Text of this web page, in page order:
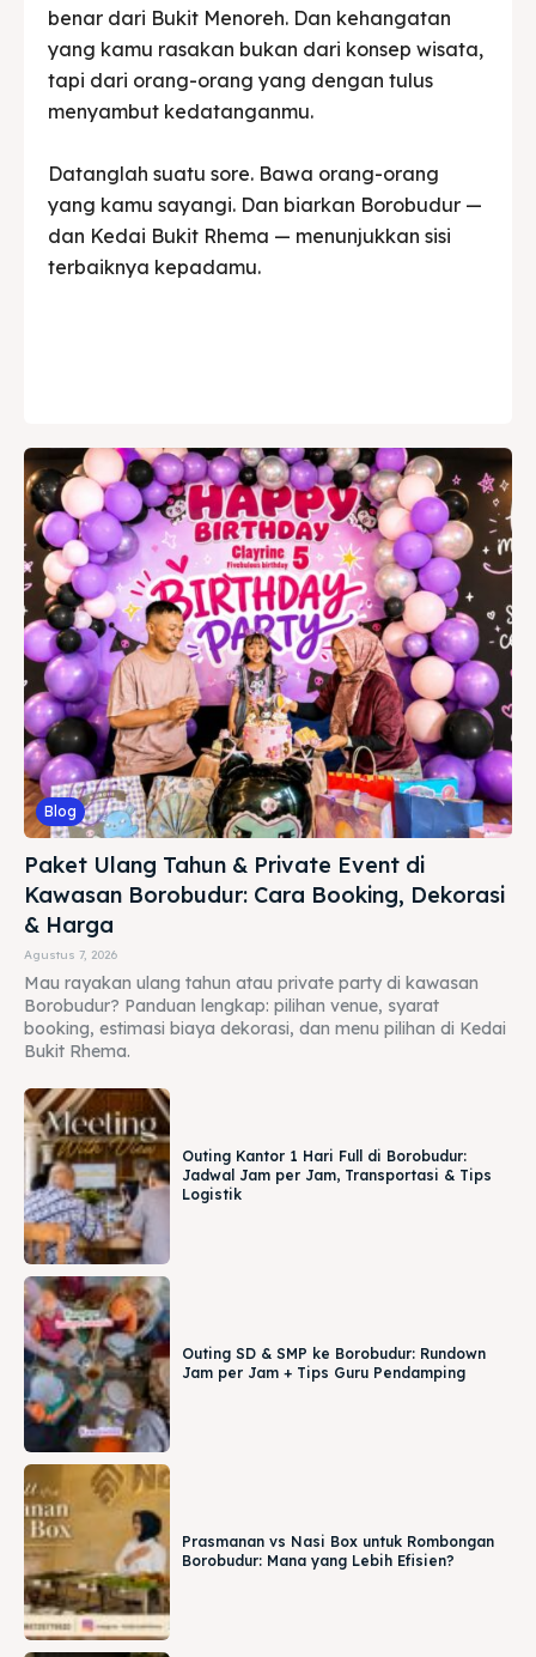
benar dari Bukit Menoreh. Dan kehangatan
yang kamu rasakan bukan dari konsep wisata,
tapi dari orang-orang yang dengan tulus
menyambut kedatanganmu.
Datanglah suatu sore. Bawa orang-orang
yang kamu sayangi. Dan biarkan Borobudur —
dan Kedai Bukit Rhema — menunjukkan sisi
terbaiknya kepadamu.
Blog
Paket Ulang Tahun & Private Event di
Kawasan Borobudur: Cara Booking, Dekorasi
& Harga
Agustus 7, 2026
Mau rayakan ulang tahun atau private party di kawasan
Borobudur? Panduan lengkap: pilihan venue, syarat
booking, estimasi biaya dekorasi, dan menu pilihan di Kedai
Bukit Rhema.
Outing Kantor 1 Hari Full di Borobudur:
Jadwal Jam per Jam, Transportasi & Tips
Logistik
Outing SD & SMP ke Borobudur: Rundown
Jam per Jam + Tips Guru Pendamping
Prasmanan vs Nasi Box untuk Rombongan
Borobudur: Mana yang Lebih Efisien?